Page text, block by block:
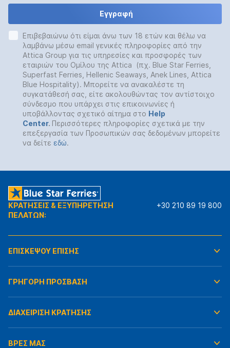
Εγγραφή
Επιβεβαιώνω ότι είμαι άνω των 18 ετών και θέλω να
λαμβάνω μέσω email γενικές πληροφορίες από την
Attica Group για τις υπηρεσίες και προσφορές των
εταιριών του Ομίλου της Attica (πχ. Blue Star Ferries,
Superfast Ferries, Hellenic Seaways, Anek Lines, Attica
Blue Hospitality). Μπορείτε να ανακαλέστε τη
συγκατάθεσή σας, είτε ακολουθώντας τον αντίστοιχο
σύνδεσμο που υπάρχει στις επικοινωνίες ή
υποβάλλοντας σχετικό αίτημα στο Help
Center. Περισσότερες πληροφορίες σχετικά με την
επεξεργασία των Προσωπικών σας δεδομένων μπορείτε
να δείτε εδώ.
ΚΡΑΤΗΣΕΙΣ & ΕΞΥΠΗΡΕΤΗΣΗ
ΠΕΛΑΤΩΝ:
+30 210 89 19 800
ΕΠΙΣΚΕΨΟΥ ΕΠΙΣΗΣ
ΓΡΗΓΟΡΗ ΠΡΟΣΒΑΣΗ
ΔΙΑΧΕΙΡΙΣΗ ΚΡΑΤΗΣΗΣ
ΒΡΕΣ ΜΑΣ